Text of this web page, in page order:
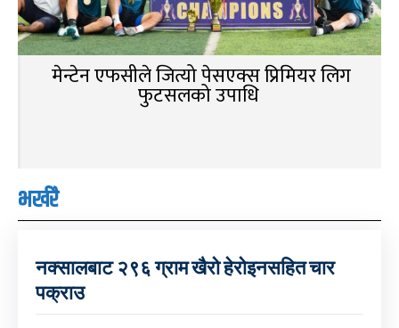
मेन्टेन एफसीले जित्यो पेसएक्स प्रिमियर लिग
फुटसलको उपाधि
भर्खरै
नक्सालबाट २९६ ग्राम खैरो हेरोइनसहित चार
पक्राउ